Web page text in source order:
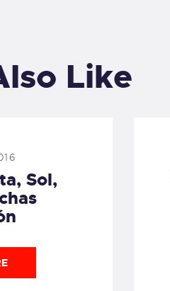
Like
Sol,